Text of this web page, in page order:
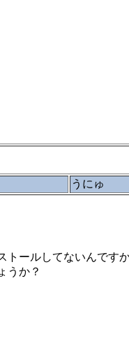
うにゅ
トールしてないんです
うか？